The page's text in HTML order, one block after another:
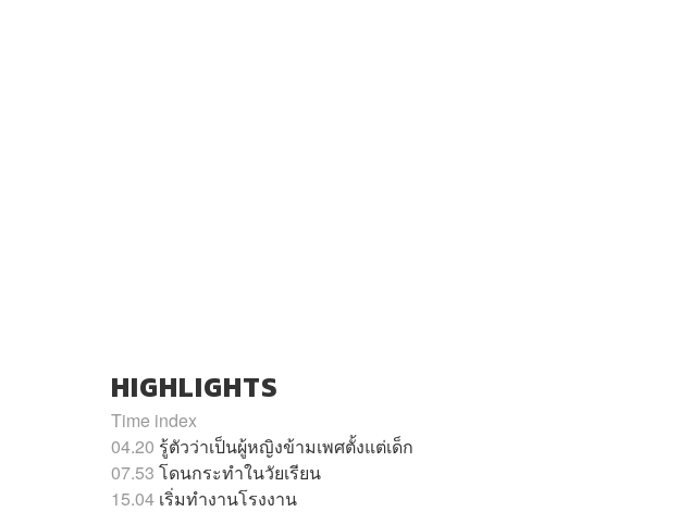
HIGHLIGHTS
Time index
04.20 รู้ตัวว่าเป็นผู้หญิงข้ามเพศตั้งแต่เด็ก
07.53 โดนกระทำในวัยเรียน
15.04 เริ่มทำงานโรงงาน